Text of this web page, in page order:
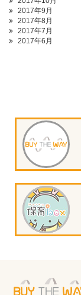
2017年9月
2017年8月
2017年7月
2017年6月